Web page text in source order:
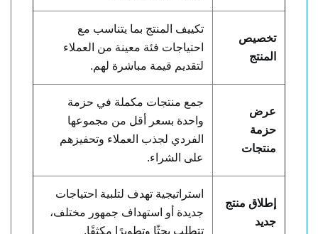
تخصيص
المنتج
تكييف المنتج بما يتناسب مع
احتياجات فئة معينة من العملاء
لتقديم قيمة مباشرة لهم.
عرض
حزمة
منتجات
جمع منتجات مكملة في حزمة
واحدة بسعر أقل من مجموعها
الفردي لجذب العملاء وتحفيزهم
على الشراء.
إطلاق منتج
جديد
استراتيجية تهدف لتلبية احتياجات
جديدة أو استهداف جمهور مختلف،
تتطلب بحثًا وتطويرًا مكثفًا.